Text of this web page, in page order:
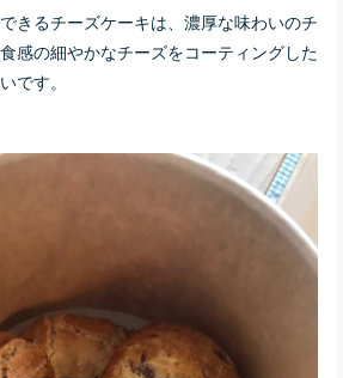
きるチーズケーキは、濃厚な味わいのチ
感の細やかなチーズをコーティングした
です。